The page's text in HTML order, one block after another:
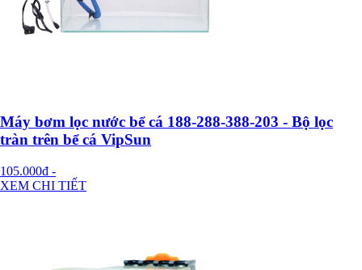
Máy bơm lọc nước bể cá 188-288-388-203 - Bộ lọc
tràn trên bể cá VipSun
105.000đ -
XEM CHI TIẾT